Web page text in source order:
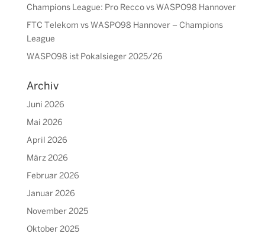
Champions League: Pro Recco vs WASPO98 Hannover
FTC Telekom vs WASPO98 Hannover – Champions
League
WASPO98 ist Pokalsieger 2025/26
Archiv
Juni 2026
Mai 2026
April 2026
März 2026
Februar 2026
Januar 2026
November 2025
Oktober 2025